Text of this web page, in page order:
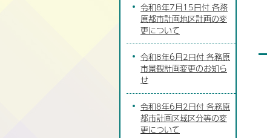
令和8年7月15日付 各務
原都市計画地区計画の変
更について
令和8年6月2日付 各務原
市景観計画変更のお知ら
せ
令和8年6月2日付 各務原
都市計画区域区分等の変
更について